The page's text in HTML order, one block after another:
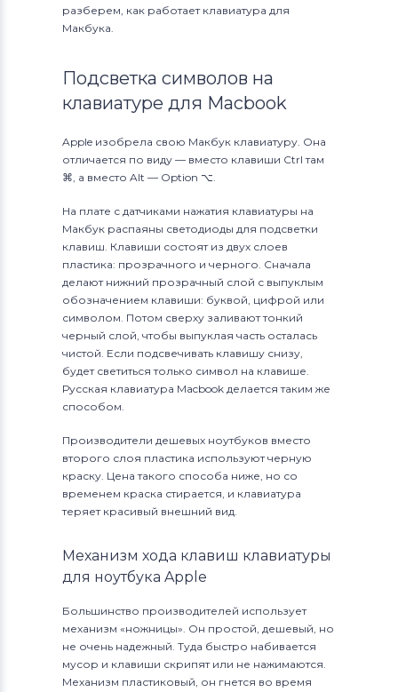
разберем, как работает клавиатура для
Макбука.
Подсветка символов на
клавиатуре для Macbook
Apple изобрела свою Макбук клавиатуру. Она
отличается по виду — вместо клавиши Ctrl там
⌘, а вместо Alt — Option ⌥.
На плате с датчиками нажатия клавиатуры на
Макбук распаяны светодиоды для подсветки
клавиш. Клавиши состоят из двух слоев
пластика: прозрачного и черного. Сначала
делают нижний прозрачный слой с выпуклым
обозначением клавиши: буквой, цифрой или
символом. Потом сверху заливают тонкий
черный слой, чтобы выпуклая часть осталась
чистой. Если подсвечивать клавишу снизу,
будет светиться только символ на клавише.
Русская клавиатура Macbook делается таким же
способом.
Производители дешевых ноутбуков вместо
второго слоя пластика используют черную
краску. Цена такого способа ниже, но со
временем краска стирается, и клавиатура
теряет красивый внешний вид.
Механизм хода клавиш клавиатуры
для ноутбука Apple
Большинство производителей использует
механизм «ножницы». Он простой, дешевый, но
не очень надежный. Туда быстро набивается
мусор и клавиши скрипят или не нажимаются.
Механизм пластиковый, он гнется во время